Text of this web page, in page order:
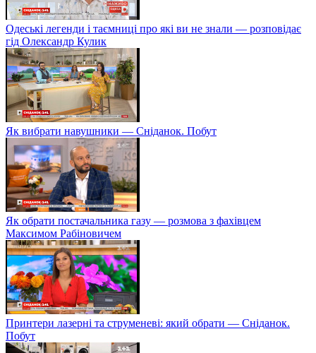
Одеські легенди і таємниці про які ви не знали — розповідає
гід Олександр Кулик
Як вибрати навушники — Сніданок. Побут
Як обрати постачальника газу — розмова з фахівцем
Максимом Рабіновичем
Принтери лазерні та струменеві: який обрати — Сніданок.
Побут